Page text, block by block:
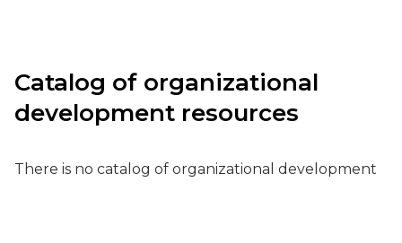
Catalog of organizational
development resources
There is no catalog of organizational development